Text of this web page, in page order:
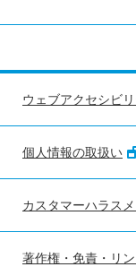
ウェブアクセシビリ
個人情報の取扱い
カスタマーハラス
著作権・免責・リン